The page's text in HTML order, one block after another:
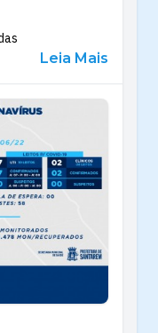
Leia Mais